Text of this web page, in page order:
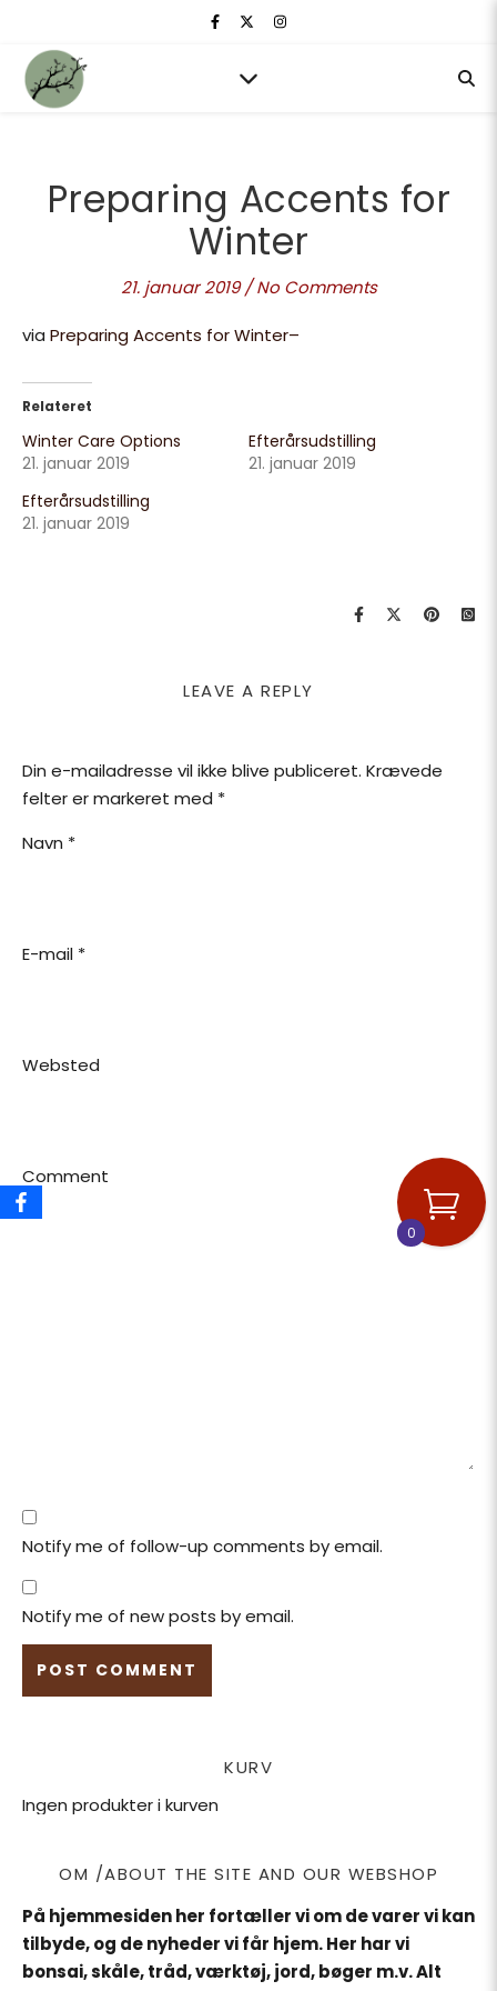
Preparing Accents for
Winter
21. januar 2019 / No Comments
via Preparing Accents for Winter–
Relateret
Winter Care Options
21. januar 2019
Efterårsudstilling
21. januar 2019
Efterårsudstilling
21. januar 2019
LEAVE A REPLY
Din e-mailadresse vil ikke blive publiceret. Krævede
felter er markeret med *
Navn *
E-mail *
Websted
Comment
Notify me of follow-up comments by email.
Notify me of new posts by email.
KURV
Ingen produkter i kurven
OM /ABOUT THE SITE AND OUR WEBSHOP
På hjemmesiden her fortæller vi om de varer vi kan
tilbyde, og de nyheder vi får hjem. Her har vi
bonsai, skåle, tråd, værktøj, jord, bøger m.v. Alt
0